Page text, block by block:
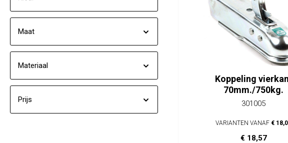
Gereedschap
Paardentrailer
Boottrailer
Maat
Materiaal
Prijs
Koppeling
70mm./750kg.
301005
VARIANTEN VANAF €
€ 18,57